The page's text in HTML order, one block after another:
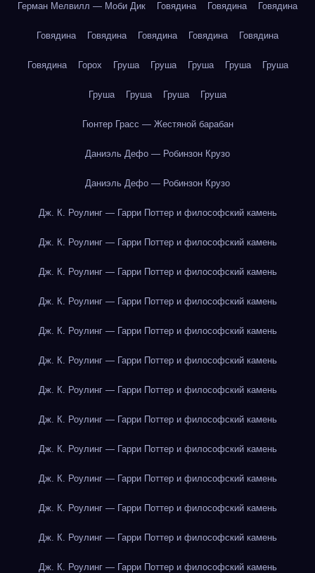
Герман Мелвилл — Моби Дик Говядина Говядина Говядина
Говядина Говядина Говядина Говядина Говядина
Говядина Горох Груша Груша Груша Груша Груша
Груша Груша Груша Груша
Гюнтер Грасс — Жестяной барабан
Даниэль Дефо — Робинзон Крузо
Даниэль Дефо — Робинзон Крузо
Дж. К. Роулинг — Гарри Поттер и философский камень
Дж. К. Роулинг — Гарри Поттер и философский камень
Дж. К. Роулинг — Гарри Поттер и философский камень
Дж. К. Роулинг — Гарри Поттер и философский камень
Дж. К. Роулинг — Гарри Поттер и философский камень
Дж. К. Роулинг — Гарри Поттер и философский камень
Дж. К. Роулинг — Гарри Поттер и философский камень
Дж. К. Роулинг — Гарри Поттер и философский камень
Дж. К. Роулинг — Гарри Поттер и философский камень
Дж. К. Роулинг — Гарри Поттер и философский камень
Дж. К. Роулинг — Гарри Поттер и философский камень
Дж. К. Роулинг — Гарри Поттер и философский камень
Дж. К. Роулинг — Гарри Поттер и философский камень